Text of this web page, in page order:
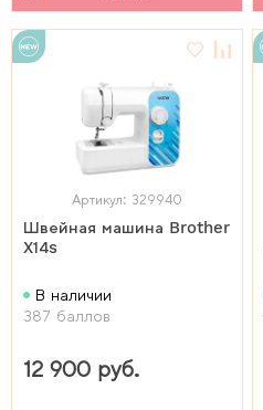
Артикул: 329940
Швейная машина Brother
X14s
В наличии
387 баллов
12 900 руб.